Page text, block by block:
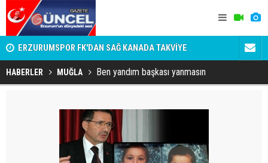
ERZURUMSPOR FK'DAN SAĞ KANADA TAKVİYE SÜSLÜ
HABERLER MUĞLA Ben yandım başkası yanmasın